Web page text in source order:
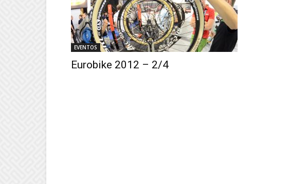
EVENTOS
Eurobike 2012 – 2/4